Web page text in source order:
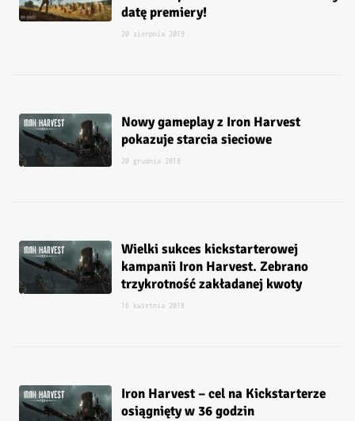
datę premiery!
20 sierpnia 2019
Nowy gameplay z Iron Harvest
pokazuje starcia sieciowe
20 grudnia 2018
Wielki sukces kickstarterowej
kampanii Iron Harvest. Zebrano
trzykrotność zakładanej kwoty
16 kwietnia 2018
Iron Harvest – cel na Kickstarterze
osiągnięty w 36 godzin